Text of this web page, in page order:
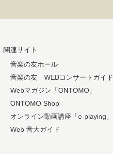
関連サイト
音楽の友ホール
音楽の友 WEBコンサートガイド
Webマガジン「ONTOMO」
ONTOMO Shop
オンライン動画講座「e-playing」
Web 音大ガイド